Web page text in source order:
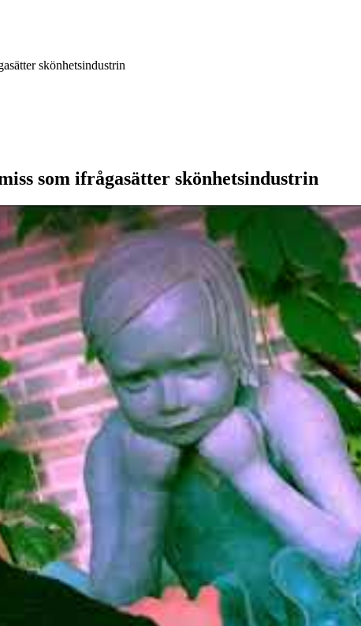
skönhetsindustrin
som ifrågasätter skönhetsindustrin